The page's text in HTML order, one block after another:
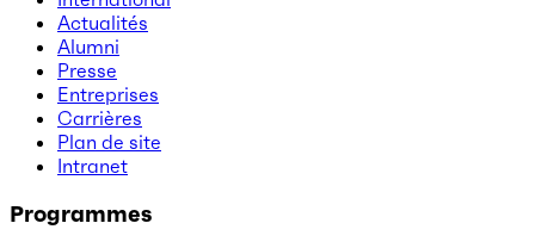
Actualités
Alumni
Presse
Entreprises
Carrières
Plan de site
Intranet
Programmes